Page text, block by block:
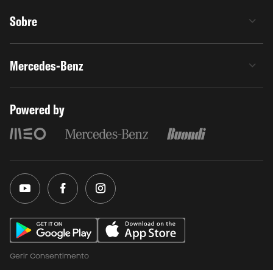
Sobre
Mercedes-Benz
Powered by
Gerir Consentimento